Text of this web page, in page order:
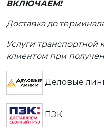
ВКЛЮЧАЕМ!
Доставка до
Услуги транспортной
клиентом при
Деловые
ПЭК